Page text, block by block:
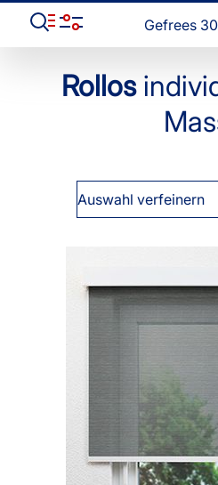
Gefrees
Rollos
Auswahl verfeinern